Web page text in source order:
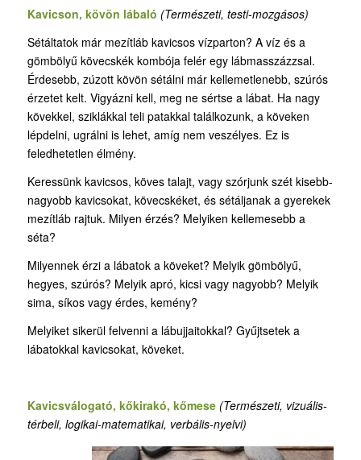
Kavicson, kövön lábaló (Természeti, testi-mozgásos)
Sétáltatok már mezítláb kavicsos vízparton? A víz és a
gömbölyű kövecskék kombója felér egy lábmasszázzsal.
Érdesebb, zúzott kövön sétálni már kellemetlenebb, szúrós
érzetet kelt. Vigyázni kell, meg ne sértse a lábat. Ha nagy
kövekkel, sziklákkal teli patakkal találkozunk, a köveken
lépdelni, ugrálni is lehet, amíg nem veszélyes. Ez is
feledhetetlen élmény.
Keressünk kavicsos, köves talajt, vagy szórjunk szét kisebb-
nagyobb kavicsokat, kövecskéket, és sétáljanak a gyerekek
mezítláb rajtuk. Milyen érzés? Melyiken kellemesebb a
séta?
Milyennek érzi a lábatok a köveket? Melyik gömbölyű,
hegyes, szúrós? Melyik apró, kicsi vagy nagyobb? Melyik
sima, síkos vagy érdes, kemény?
Melyiket sikerül felvenni a lábujjaitokkal? Gyűjtsetek a
lábatokkal kavicsokat, köveket.
Kavicsválogató, kőkirakó, kőmese (Természeti, vizuális-
térbeli, logikai-matematikai, verbális-nyelvi)